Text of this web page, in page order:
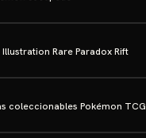
Rare Paradox Rift
coleccionables Pokémon TCG